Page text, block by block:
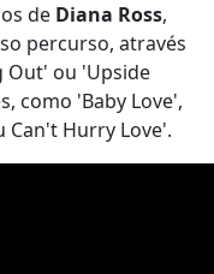
de Diana Ross,
percurso, através
Out' ou 'Upside
como 'Baby Love',
Can't Hurry Love'.